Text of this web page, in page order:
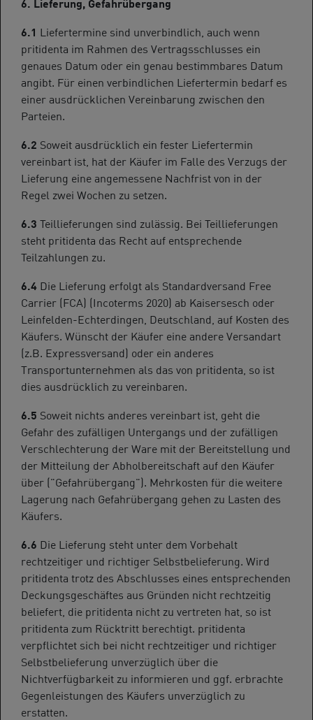
6.1 Liefertermine sind unverbindlich, auch wenn
pritidenta im Rahmen des Vertragsschlusses ein
genaues Datum oder ein genau bestimmbares Datum
angibt. Für einen verbindlichen Liefertermin bedarf es
einer ausdrücklichen Vereinbarung zwischen den
Parteien.
6.2 Soweit ausdrücklich ein fester Liefertermin
vereinbart ist, hat der Käufer im Falle des Verzugs der
Lieferung eine angemessene Nachfrist von in der
Regel zwei Wochen zu setzen.
6.3 Teillieferungen sind zulässig. Bei Teillieferungen
steht pritidenta das Recht auf entsprechende
Teilzahlungen zu.
6.4 Die Lieferung erfolgt als Standardversand Free
Carrier (FCA) (Incoterms 2020) ab Kaisersesch oder
Leinfelden-Echterdingen, Deutschland, auf Kosten des
Käufers. Wünscht der Käufer eine andere Versandart
(z.B. Expressversand) oder ein anderes
Transportunternehmen als das von pritidenta, so ist
dies ausdrücklich zu vereinbaren.
6.5 Soweit nichts anderes vereinbart ist, geht die
Gefahr des zufälligen Untergangs und der zufälligen
Verschlechterung der Ware mit der Bereitstellung und
der Mitteilung der Abholbereitschaft auf den Käufer
über ("Gefahrübergang"). Mehrkosten für die weitere
Lagerung nach Gefahrübergang gehen zu Lasten des
Käufers.
6.6 Die Lieferung steht unter dem Vorbehalt
rechtzeitiger und richtiger Selbstbelieferung. Wird
pritidenta trotz des Abschlusses eines entsprechenden
Deckungsgeschäftes aus Gründen nicht rechtzeitig
beliefert, die pritidenta nicht zu vertreten hat, so ist
pritidenta zum Rücktritt berechtigt. pritidenta
verpflichtet sich bei nicht rechtzeitiger und richtiger
Selbstbelieferung unverzüglich über die
Nichtverfügbarkeit zu informieren und ggf. erbrachte
Gegenleistungen des Käufers unverzüglich zu
erstatten.